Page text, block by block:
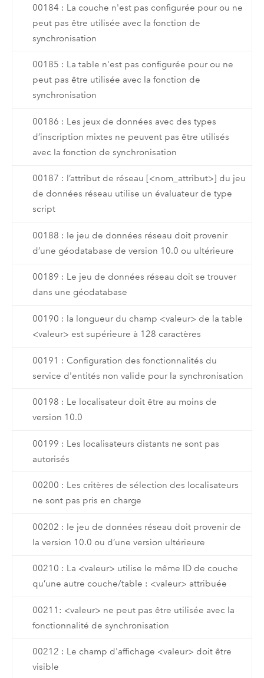
00184 : La couche n'est pas configurée pour ou ne
peut pas être utilisée avec la fonction de
synchronisation
00185 : La table n'est pas configurée pour ou ne
peut pas être utilisée avec la fonction de
synchronisation
00186 : Les jeux de données avec des types
d’inscription mixtes ne peuvent pas être utilisés
avec la fonction de synchronisation
00187 : l’attribut de réseau [<nom_attribut>] du jeu
de données réseau utilise un évaluateur de type
script
00188 : le jeu de données réseau doit provenir
d’une géodatabase de version 10.0 ou ultérieure
00189 : Le jeu de données réseau doit se trouver
dans une géodatabase
00190 : la longueur du champ <valeur> de la table
<valeur> est supérieure à 128 caractères
00191 : Configuration des fonctionnalités du
service d'entités non valide pour la synchronisation
00198 : Le localisateur doit être au moins de
version 10.0
00199 : Les localisateurs distants ne sont pas
autorisés
00200 : Les critères de sélection des localisateurs
ne sont pas pris en charge
00202 : le jeu de données réseau doit provenir de
la version 10.0 ou d’une version ultérieure
00210 : La <valeur> utilise le même ID de couche
qu’une autre couche/table : <valeur> attribuée
00211: <valeur> ne peut pas être utilisée avec la
fonctionnalité de synchronisation
00212 : Le champ d'affichage <valeur> doit être
visible